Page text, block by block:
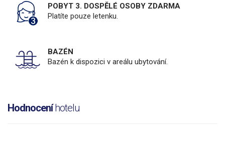
POBYT 3. DOSPĚLÉ OSOBY ZDARMA
Platíte pouze letenku.
BAZÉN
Bazén k dispozici v areálu ubytování.
Hodnoceníhotelu